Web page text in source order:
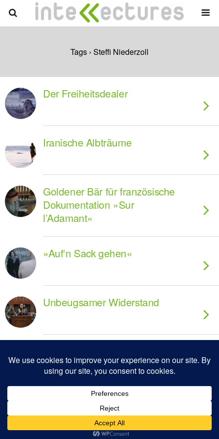
Tags › Steffi Niederzoll
Der Freiheitsdealer
Iranische Albträume
Goldener Bär für französische
Dokumentation »Sur
l’Adamant«
»Auf‘n Sack gehen«
Unbeugsamer Widerstand
Zum Seitenanfang
Mobil Desktop